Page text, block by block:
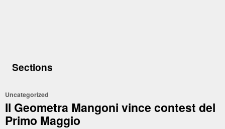
Sections
Uncategorized
Il Geometra Mangoni vince contest del
Primo Maggio